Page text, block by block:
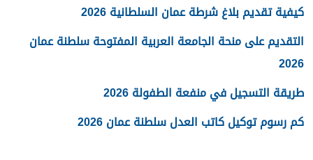
كيفية تقديم بلاغ شرطة عمان السلطانية 2026
التقديم على منحة الجامعة العربية المفتوحة سلطنة عمان
2026
طريقة التسجيل في منفعة الطفولة 2026
كم رسوم توكيل كاتب العدل سلطنة عمان 2026